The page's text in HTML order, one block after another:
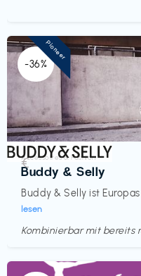
-36%
Accessoires & Fashion
Buddy & Selly
Buddy & Selly ist
lesen
€‎
Kombinierbar mit bereits
Pioneer